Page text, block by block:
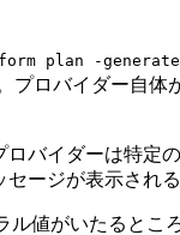
plan -
ロバイダー自
バイダーは特定
ージが表示され
ル値がいたると